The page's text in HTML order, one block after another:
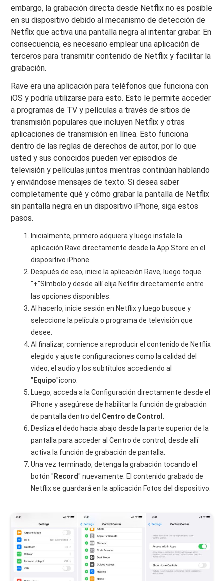
embargo, la grabación directa desde Netflix no es posible
en su dispositivo debido al mecanismo de detección de
Netflix que activa una pantalla negra al intentar grabar. En
consecuencia, es necesario emplear una aplicación de
terceros para transmitir contenido de Netflix y facilitar la
grabación.
Rave era una aplicación para teléfonos que funciona con
iOS y podría utilizarse para esto. Esto le permite acceder
a programas de TV y películas a través de sitios de
transmisión populares que incluyen Netflix y otras
aplicaciones de transmisión en línea. Esto funciona
dentro de las reglas de derechos de autor, por lo que
usted y sus conocidos pueden ver episodios de
televisión y películas juntos mientras continúan hablando
y enviándose mensajes de texto. Si desea saber
completamente qué y cómo grabar la pantalla de Netflix
sin pantalla negra en un dispositivo iPhone, siga estos
pasos.
Inicialmente, primero adquiera y luego instale la
aplicación Rave directamente desde la App Store en el
dispositivo iPhone.
Después de eso, inicie la aplicación Rave, luego toque
"+"Símbolo y desde allí elija Netflix directamente entre
las opciones disponibles.
Al hacerlo, inicie sesión en Netflix y luego busque y
seleccione la película o programa de televisión que
desee.
Al finalizar, comience a reproducir el contenido de Netflix
elegido y ajuste configuraciones como la calidad del
video, el audio y los subtítulos accediendo al
" Equipo"icono.
Luego, acceda a la Configuración directamente desde el
iPhone y asegúrese de habilitar la función de grabación
de pantalla dentro del Centro de Control .
Desliza el dedo hacia abajo desde la parte superior de la
pantalla para acceder al Centro de control, desde allí
activa la función de grabación de pantalla.
Una vez terminado, detenga la grabación tocando el
botón " Record" nuevamente. El contenido grabado de
Netflix se guardará en la aplicación Fotos del dispositivo.